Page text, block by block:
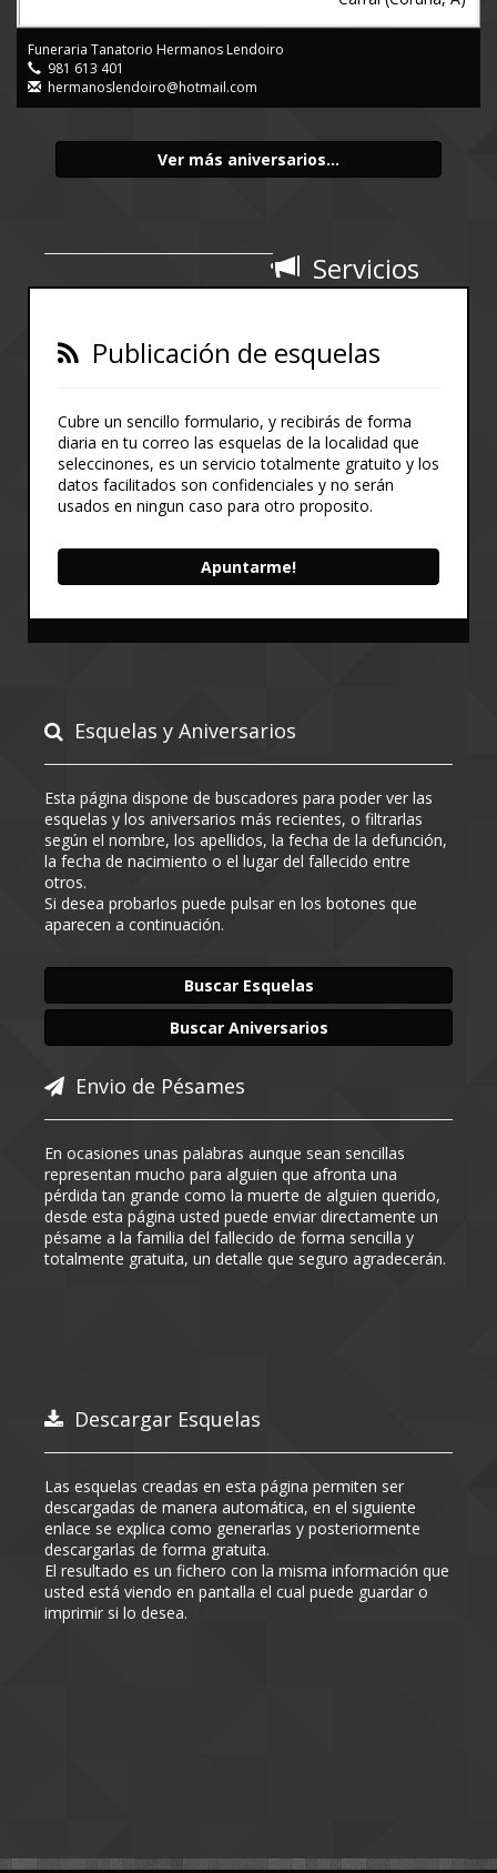
Ruegan una oración por el eterno descanso de su alma y
comunican la celebración del funeral de aniversario, acto
que tendrá lugar el próximo SÁBADO día 28 de marzo a las
DOCE del mediodía en la iglesia parroquial de San Martín de
acto.
Gosende – Tabeayo - Carral, 22 de marzo de 2026
Funeraria Tanatorio Hermanos Lendoiro
981 613 401
hermanoslendoiro@hotmail.com
Ver más aniversarios...
Servicios
Publicación de esquelas
Cubre un sencillo formulario, y recibirás de forma
diaria en tu correo las esquelas de la localidad que
seleccinones, es un servicio totalmente gratuito y los
datos facilitados son confidenciales y no serán
usados en ningun caso para otro proposito.
Apuntarme!
Esquelas y Aniversarios
Esta página dispone de buscadores para poder ver las
esquelas y los aniversarios más recientes, o filtrarlas
según el nombre, los apellidos, la fecha de la defunción,
la fecha de nacimiento o el lugar del fallecido entre
otros.
Si desea probarlos puede pulsar en los botones que
aparecen a continuación.
Buscar Esquelas
Buscar Aniversarios
Envio de Pésames
En ocasiones unas palabras aunque sean sencillas
representan mucho para alguien que afronta una
pérdida tan grande como la muerte de alguien querido,
desde esta página usted puede enviar directamente un
pésame a la familia del fallecido de forma sencilla y
totalmente gratuita, un detalle que seguro agradecerán.
Descargar Esquelas
Las esquelas creadas en esta página permiten ser
descargadas de manera automática, en el siguiente
enlace se explica como generarlas y posteriormente
descargarlas de forma gratuita.
El resultado es un fichero con la misma información que
usted está viendo en pantalla el cual puede guardar o
imprimir si lo desea.